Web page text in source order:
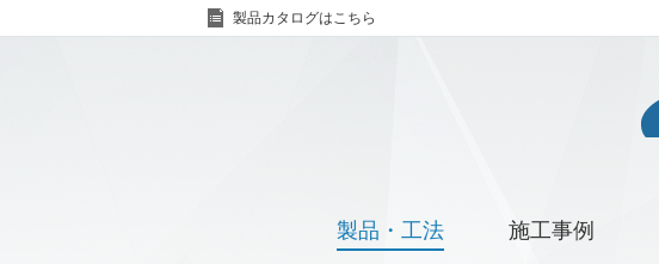
製品カタログはこちら
製品・工法 施工事例